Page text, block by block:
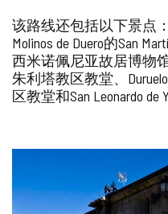
该路线还包括以下景点
Molinos de Duero的San
西米诺佩尼亚故居博物
朱利塔教区教堂、
区教堂和San Leonardo de
片